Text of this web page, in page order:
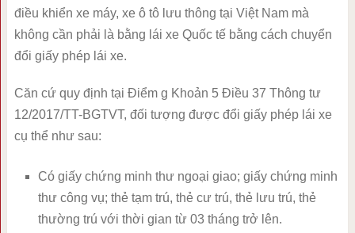
điều khiển xe máy, xe ô tô lưu thông tại Việt Nam mà
không cần phải là bằng lái xe Quốc tế bằng cách chuyển
đổi giấy phép lái xe.
Căn cứ quy định tại Điểm g Khoản 5 Điều 37 Thông tư
12/2017/TT-BGTVT, đối tượng được đổi giấy phép lái xe
cụ thể như sau:
Có giấy chứng minh thư ngoại giao; giấy chứng minh
thư công vụ; thẻ tạm trú, thẻ cư trú, thẻ lưu trú, thẻ
thường trú với thời gian từ 03 tháng trở lên.